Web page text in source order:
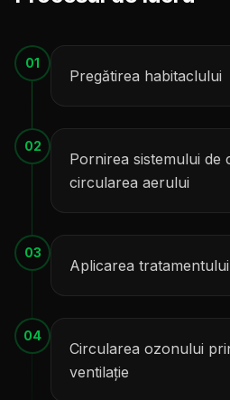
01
Pregătirea habitaclului
02
Pornirea sistemului de
circularea aerului
03
Aplicarea
04
Circularea ozonului
ventilație